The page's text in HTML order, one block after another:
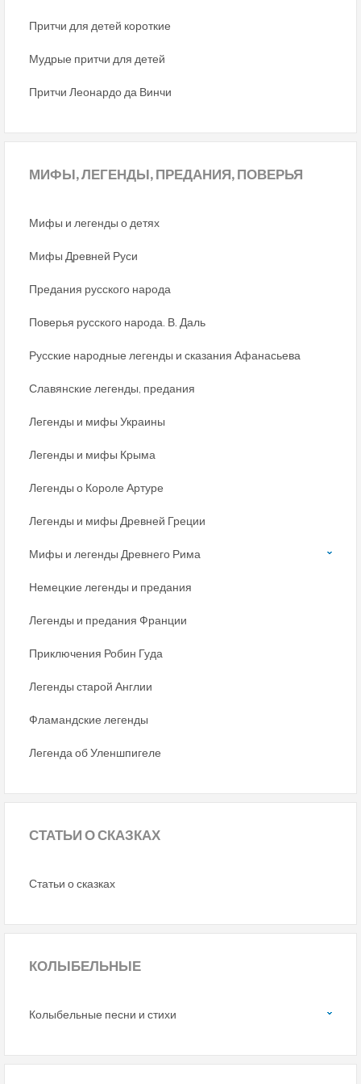
Притчи для детей короткие
Мудрые притчи для детей
Притчи Леонардо да Винчи
МИФЫ,ЛЕГЕНДЫ, ПРЕДАНИЯ, ПОВЕРЬЯ
Мифы и легенды о детях
Мифы Древней Руси
Предания русского народа
Поверья русского народа. В. Даль
Русские народные легенды и сказания Афанасьева
Славянские легенды, предания
Легенды и мифы Украины
Легенды и мифы Крыма
Легенды о Короле Артуре
Легенды и мифы Древней Греции
Мифы и легенды Древнего Рима
Немецкие легенды и предания
Легенды и предания Франции
Приключения Робин Гуда
Легенды старой Англии
Фламандские легенды
Легенда об Уленшпигеле
СТАТЬИО СКАЗКАХ
Статьи о сказках
КОЛЫБЕЛЬНЫЕ
Колыбельные песни и стихи